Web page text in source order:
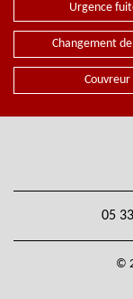
Urgence
Changement
05
©